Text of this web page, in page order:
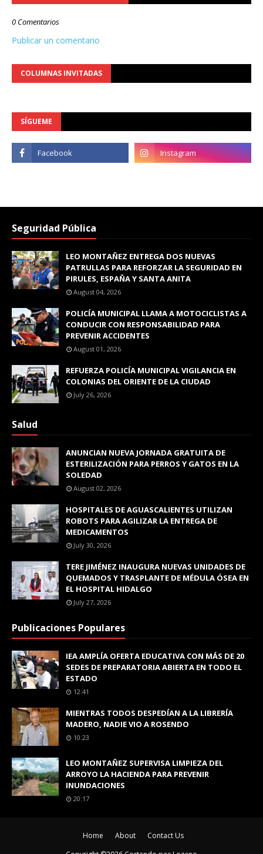
0 Comentarios
Publicar un comentario
COLUMNAS INVITADAS
SÍGUEME
Seguridad Pública
LEO MONTAÑEZ ENTREGA DOS NUEVAS
PATRULLAS PARA REFORZAR LA SEGURIDAD EN
PIRULES, ESPAÑA Y SANTA ANITA
August 04, 2026
POLICÍA MUNICIPAL LLAMA A MOTOCICLISTAS A
CONDUCIR CON RESPONSABILIDAD PARA
PREVENIR ACCIDENTES
August 01, 2026
REFUERZA POLICÍA MUNICIPAL VIGILANCIA EN
COLONIAS DEL ORIENTE DE LA CIUDAD
July 26, 2026
Salud
ANUNCIAN NUEVA JORNADA GRATUITA DE
ESTERILIZACIÓN PARA PERROS Y GATOS EN LA
SOLEDAD
August 02, 2026
HOSPITALES DE AGUASCALIENTES UTILIZAN
ROBOTS PARA AGILIZAR LA ENTREGA DE
MEDICAMENTOS
July 30, 2026
TERE JIMÉNEZ INAUGURA NUEVAS UNIDADES DE
QUEMADOS Y TRASPLANTE DE MÉDULA ÓSEA EN
EL HOSPITAL HIDALGO
July 27, 2026
Publicaciones Populares
IEA AMPLÍA OFERTA EDUCATIVA CON MÁS DE 20
SEDES DE PREPARATORIA ABIERTA EN TODO EL
ESTADO
12:41
MIENTRAS TODOS DESPEDÍAN A LA LIBRERÍA
MADERO, NADIE VIO A ROSENDO
10:23
LEO MONTAÑEZ SUPERVISA LIMPIEZA DEL
ARROYO LA HACIENDA PARA PREVENIR
INUNDACIONES
20:17
Home About
Contact Us